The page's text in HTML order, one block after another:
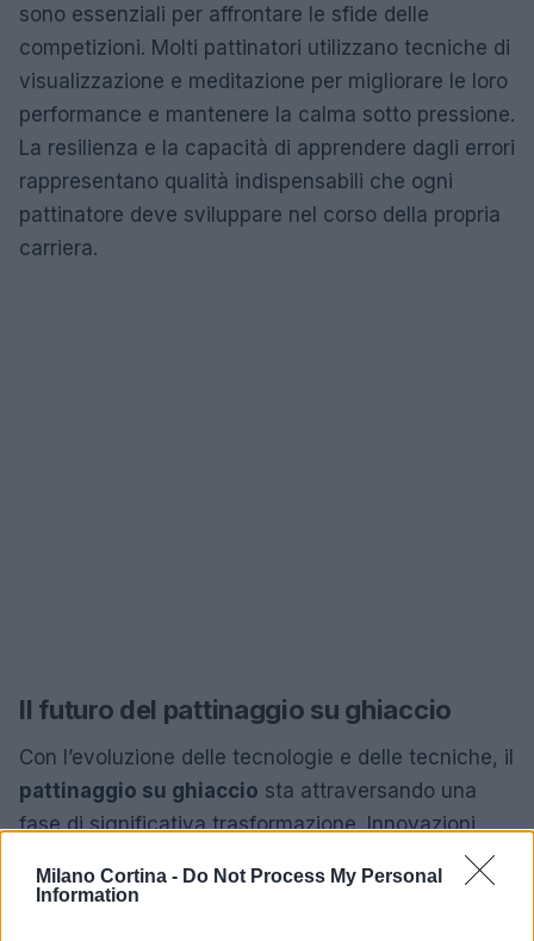
Milano Cortina - Do Not Process My Personal
Information
sono essenziali per affrontare le sfide delle
competizioni. Molti pattinatori utilizzano tecniche di
visualizzazione e meditazione per migliorare le loro
performance e mantenere la calma sotto pressione.
La resilienza e la capacità di apprendere dagli errori
rappresentano qualità indispensabili che ogni
pattinatore deve sviluppare nel corso della propria
carriera.
Il futuro del pattinaggio su ghiaccio
Con l’evoluzione delle tecnologie e delle tecniche, il
pattinaggio su ghiaccio sta attraversando una
fase di significativa trasformazione. Innovazioni
nelle attrezzature, come scarpe e lame più leggere
e resistenti, stanno migliorando le prestazioni degli